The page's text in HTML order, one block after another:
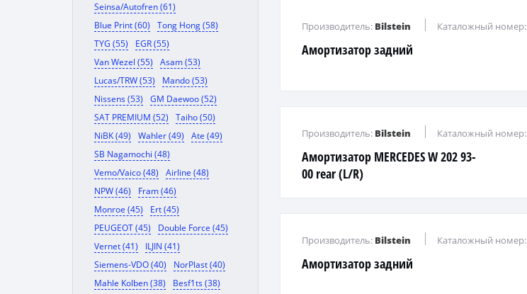
Seinsa/Autofren (61)
Blue Print (60)
Tong Hong (58)
TYG (55)
EGR (55)
Van Wezel (55)
Asam (53)
Lucas/TRW (53)
Mando (53)
Nissens (53)
GM Daewoo (52)
SAT PREMIUM (52)
Taiho (50)
NiBK (49)
Wahler (49)
Ate (49)
SB Nagamochi (48)
Vemo/Vaico (48)
Airline (48)
NPW (46)
Fram (46)
Monroe (45)
Ert (45)
PEUGEOT (45)
Double Force (45)
Vernet (41)
ILJIN (41)
Siemens-VDO (40)
NorPlast (40)
Mahle Kolben (38)
Besf1ts (38)
Амортизатор задний
Производитель: Bilstein Каталожный номер:
Амортизатор MERCEDES W 202 93-
00 rear (L/R)
Производитель: Bilstein Каталожный номер:
Амортизатор задний
Производитель: Bilstein Каталожный номер: